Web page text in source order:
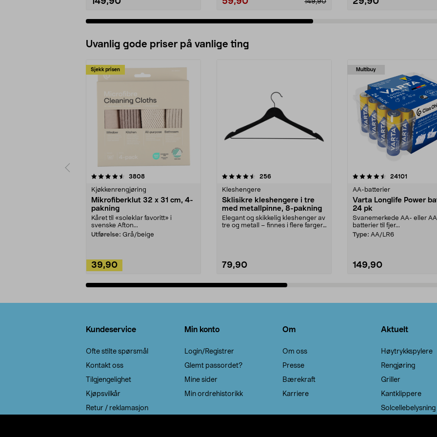
Uvanlig gode priser på vanlige ting
Sjekk prisen
3808anmeldelser
Kjøkkenrengjøring
Mikrofiberklut 32 x 31 cm, 4-
pakning
Kåret til «soleklar favoritt» i
svenske Afton...
Utførelse: Grå/beige
39,90
4.5av 5 stjerner 256anmeldelser
Kleshengere
Sklisikre kleshengere i tre
med metallpinne, 8-pakning
Elegant og skikkelig kleshenger av
tre og metall – finnes i flere farger.
79,90
Multibuy
4.5av 5 stjerner 24101
AA-batterier
Varta Longlife Power
24 pk
Svanemerkede AA- eller
batterier til fjer...
Type: AA/LR6
149,90
4.5av 5 stjerner
Kundeservice
Ofte stilte spørsmål
Kontakt oss
Tilgjengelighet
Kjøpsvilkår
Retur / reklamasjon
Min konto
Login/Registrer
Glemt passordet?
Mine sider
Min ordrehistorikk
Om
Om oss
Presse
Bærekraft
Karriere
Aktuelt
Høytrykkspylere
Rengjøring
Griller
Kantklippere
Solcellebelysning